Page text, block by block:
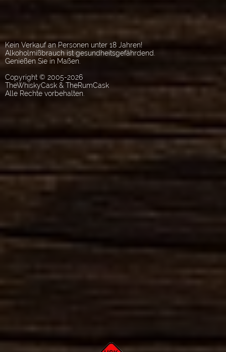
Kein Verkauf an Personen unter 18 Jahren!
Alkoholmißbrauch ist gesundheitsgefährdend.
Genießen Sie in Maßen.
Copyright © 2005-2026
TheWhiskyCask & TheRumCask
Alle Rechte vorbehalten.